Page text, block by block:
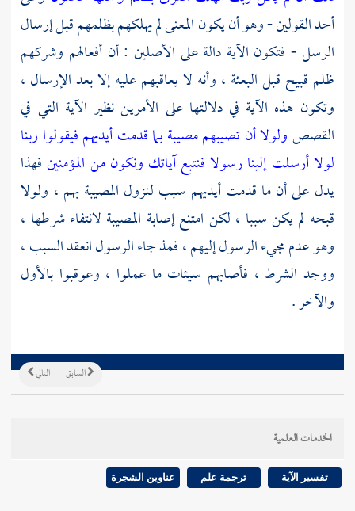
أحد القولين - وهو أن يكون المعنى لم يهلكهم بظلمهم قبل إرسال
الرسل - فتكون الآية دالة على الأصلين : أن أفعالهم وشركهم
ظلم قبيح قبل البعثة ، وأنه لا يعاقبهم عليه إلا بعد الإرسال ،
وتكون هذه الآية في دلالتها على الأمرين نظير الآية التي في
القصصولولا أن تصيبهم مصيبة بما قدمت أيديهم فيقولوا ربنا
لولا أرسلت إلينا رسولا فنتبع آياتك ونكون من المؤمنينفهذا
يدل على أن ما قدمت أيديهم سبب لنزول المصيبة بهم ، ولولا
قبحه لم يكن سببا ، لكن امتنع إصابة المصيبة لانتفاء شرطها ،
وهو عدم مجيء الرسول إليهم ، فمذ جاء الرسول انعقد السبب ،
ووجد الشرط ، فأصابهم سيئات ما عملوا ، وعوقبوا بالأول
والآخر .
التالي السابق
الخدمات العلمية
تفسير الآية ترجمة علم عناوين الشجرة